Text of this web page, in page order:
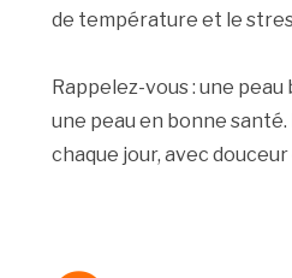
de température et le
Rappelez-vous : une peau
une peau en bonne
chaque jour, avec